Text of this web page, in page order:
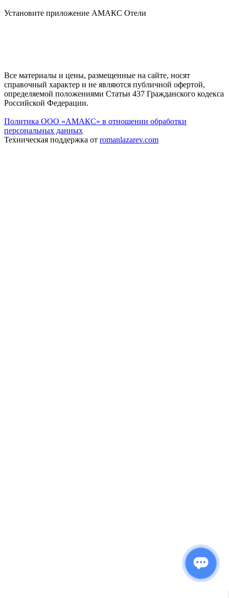
Установите приложение АМАКС Отели
Все материалы и цены, размещенные на сайте, носят
справочный характер и не являются публичной офертой,
определяемой положениями Статьи 437 Гражданского кодекса
Российской Федерации.
Политика ООО «АМАКС» в отношении обработки
персональных данных
Техническая поддержка от romanlazarev.com